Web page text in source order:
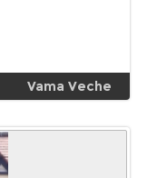
Vama Veche